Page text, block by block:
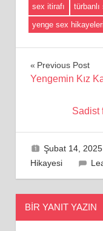
sex itirafı
yenge sex hikayeleri
Yazı
Previous Post
Yengemin Kız
Sadist
Şubat 14, 2025
Hikayesi
BIR YANIT YAZIN